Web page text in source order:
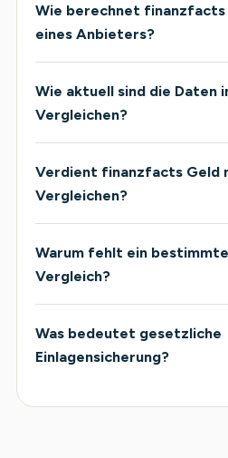
Wie berechnet
eines Anbieters?
Wie aktuell sind die Daten
Vergleichen?
Verdient finanzfacts Geld
Vergleichen?
Warum fehlt ein
Vergleich?
Was bedeutet gesetzliche
Einlagensicherung?